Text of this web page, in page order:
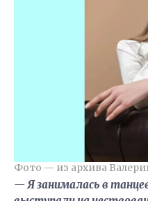
Фото — из архива
— Я занималась в